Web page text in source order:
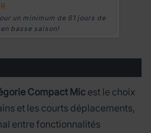
un minimum de 61 jours de
basse saison!
Compact Mic est le choix
et les courts déplacements,
entre fonctionnalités